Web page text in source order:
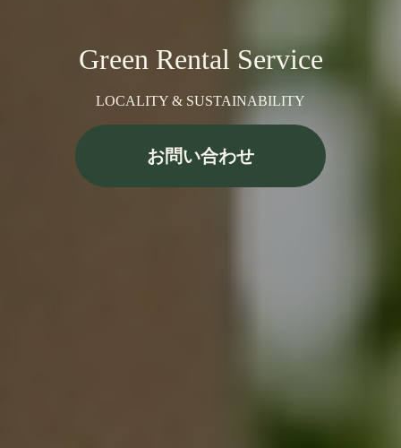
Green Rental Service
LOCALITY & SUSTAINABILITY
お問い合わせ